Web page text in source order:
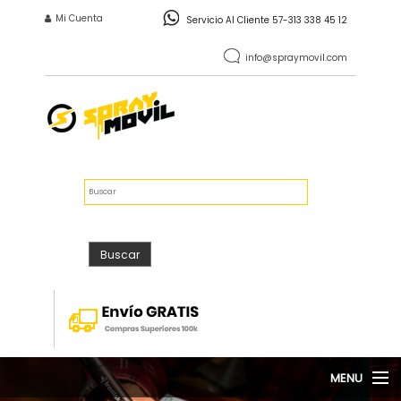
Pasar al contenido principal
INICIO DE SESIÓN
Mi Cuenta Servicio Al Cliente 57-313 338 45 12
info@spraymovil.com
FORMULARIO DE
BÚSQUEDA
Buscar
Buscar
MENU